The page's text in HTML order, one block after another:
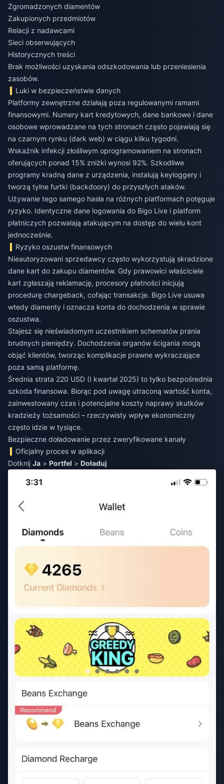
Zgromadzonych diamentów
Zakupionych przedmiotów
Relacji z nadawcami
Sieci obserwujących
Historycznych treści
Brak możliwości uzyskania odszkodowania lub przeniesienia
zasobów.
Luki w bezpieczeństwie danych
Platformy zewnętrzne działają poza regulowanymi ramami
finansowymi. Numery kart kredytowych, dane bankowe i dane
osobowe wprowadzane na tych stronach często pojawiają się
na czarnym rynku (dark web) w ciągu kilku tygodni.
Wskaźnik infekcji złośliwym oprogramowaniem na stronach
oferujących ponad 15% zniżki wynosi 92%. Szkodliwe
programy kradną dane z urządzenia, instalują keyloggery i
tworzą tylne furtki (backdoory) do przyszłych ataków.
Używanie tego samego hasła na różnych platformach potęguje
ryzyko. Identyczne dane logowania do Bigo Live i platform
płatniczych pozwalają atakującym na dostęp do wielu kont
jednocześnie.
Ryzyko oszustw finansowych
Nieautoryzowani sprzedawcy często wykorzystują skradzione
dane kart do zakupu diamentów. Gdy prawowici właściciele
kart zgłaszają reklamację, procesory płatności inicjują
procedurę chargeback, cofając transakcje. Bigo Live usuwa
wtedy diamenty i oznacza konta do dochodzenia w sprawie
oszustwa.
Stajesz się nieświadomym uczestnikiem schematów prania
brudnych pieniędzy. Dochodzenia organów ścigania mogą
objąć klientów, tworząc komplikacje prawne wykraczające
poza samą platformę.
Średnia strata 220 USD (I kwartał 2025) to tylko bezpośrednia
szkoda finansowa. Biorąc pod uwagę utraconą wartość konta,
zainwestowany czas i potencjalne koszty naprawy skutków
kradzieży tożsamości – rzeczywisty wpływ ekonomiczny
często idzie w tysiące.
Bezpieczne doładowanie przez zweryfikowane kanały
Oficjalny proces w aplikacji
Dotknij Ja > Portfel > Doładuj